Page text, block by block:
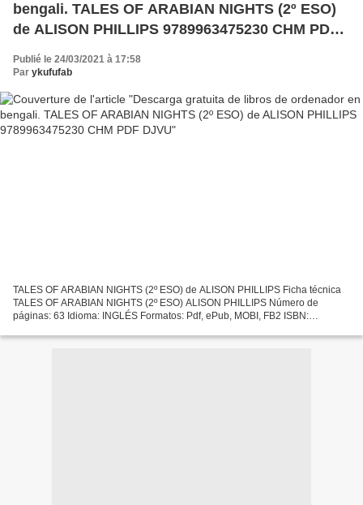
bengali. TALES OF ARABIAN NIGHTS (2º ESO)
de ALISON PHILLIPS 9789963475230 CHM PDF
DJVU
Publié le 24/03/2021 à 17:58
Par ykufufab
TALES OF ARABIAN NIGHTS (2º ESO) de ALISON PHILLIPS Ficha técnica
TALES OF ARABIAN NIGHTS (2º ESO) ALISON PHILLIPS Número de
páginas: 63 Idioma: INGLÉS Formatos: Pdf, ePub, MOBI, FB2 ISBN: